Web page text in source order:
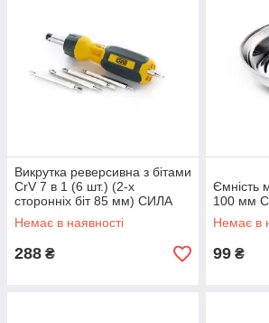
Викрутка реверсивна з бітами
CrV 7 в 1 (6 шт.) (2-х
сторонніх біт 85 мм) СИЛА
Немає в наявності
288 ₴
Ємність
100 мм
Немає в
99 ₴